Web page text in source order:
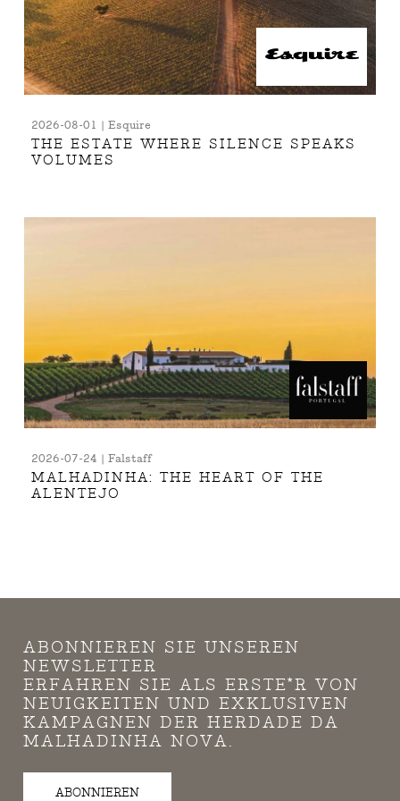
2026-08-01 | Esquire
THE ESTATE WHERE SILENCE SPEAKS
VOLUMES
2026-07-24 | Falstaff
MALHADINHA: THE HEART OF THE
ALENTEJO
ABONNIEREN SIE UNSEREN
NEWSLETTER
ERFAHREN SIE ALS ERSTE*R VON
NEUIGKEITEN UND EXKLUSIVEN
KAMPAGNEN DER HERDADE DA
MALHADINHA NOVA.
ABONNIEREN